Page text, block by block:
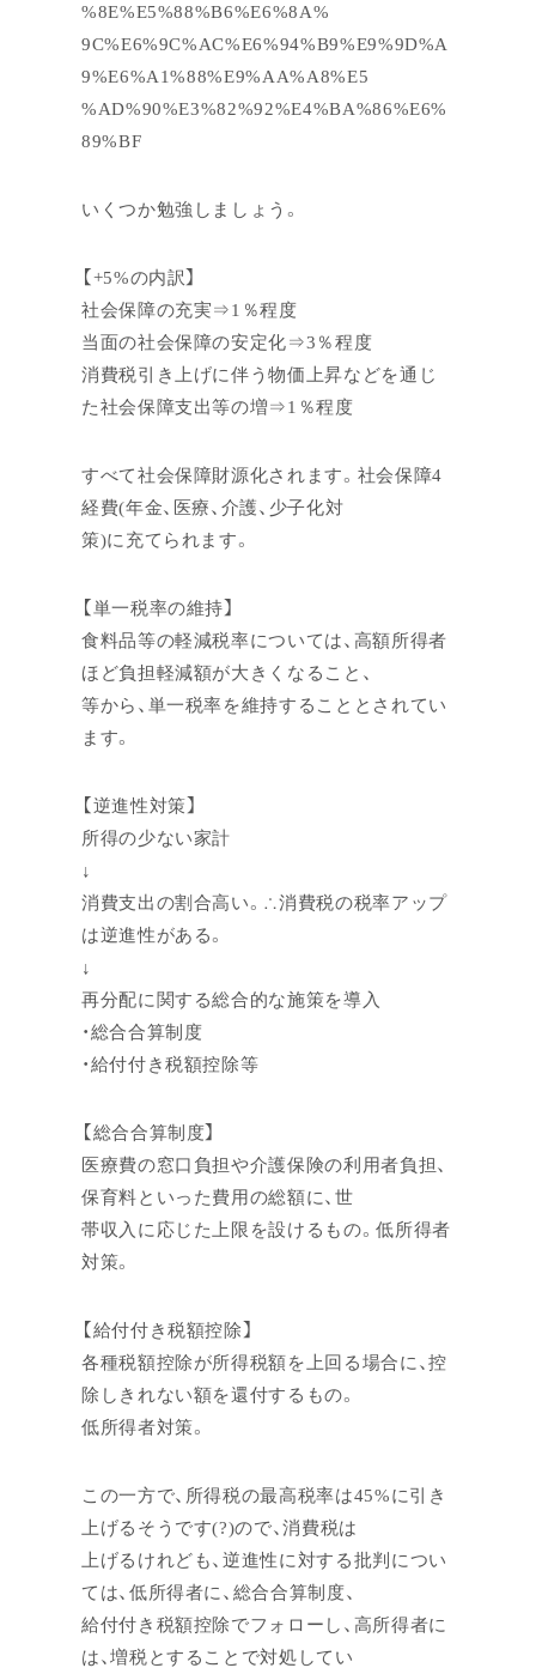
%8E%E5%88%B6%E6%8A%
9C%E6%9C%AC%E6%94%B9%E9%9D%A
9%E6%A1%88%E9%AA%A8%E5
%AD%90%E3%82%92%E4%BA%86%E6%
89%BF
いくつか勉強しましょう。
【+5%の内訳】
社会保障の充実⇒1％程度
当面の社会保障の安定化⇒3％程度
消費税引き上げに伴う物価上昇などを通じ
た社会保障支出等の増⇒1％程度
すべて社会保障財源化されます。社会保障4
経費(年金、医療、介護、少子化対
策)に充てられます。
【単一税率の維持】
食料品等の軽減税率については、高額所得者
ほど負担軽減額が大きくなること、
等から、単一税率を維持することとされてい
ます。
【逆進性対策】
所得の少ない家計
↓
消費支出の割合高い。∴消費税の税率アップ
は逆進性がある。
↓
再分配に関する総合的な施策を導入
・総合合算制度
・給付付き税額控除等
【総合合算制度】
医療費の窓口負担や介護保険の利用者負担、
保育料といった費用の総額に、世
帯収入に応じた上限を設けるもの。低所得者
対策。
【給付付き税額控除】
各種税額控除が所得税額を上回る場合に、控
除しきれない額を還付するもの。
低所得者対策。
この一方で、所得税の最高税率は45%に引き
上げるそうです(?)ので、消費税は
上げるけれども、逆進性に対する批判につい
ては、低所得者に、総合合算制度、
給付付き税額控除でフォローし、高所得者に
は、増税とすることで対処してい